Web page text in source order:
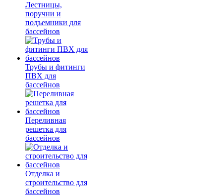
Лестницы,
поручни и
подъемники для
бассейнов
Трубы и фитинги
ПВХ для
бассейнов
Переливная
решетка для
бассейнов
Отделка и
строительство для
бассейнов